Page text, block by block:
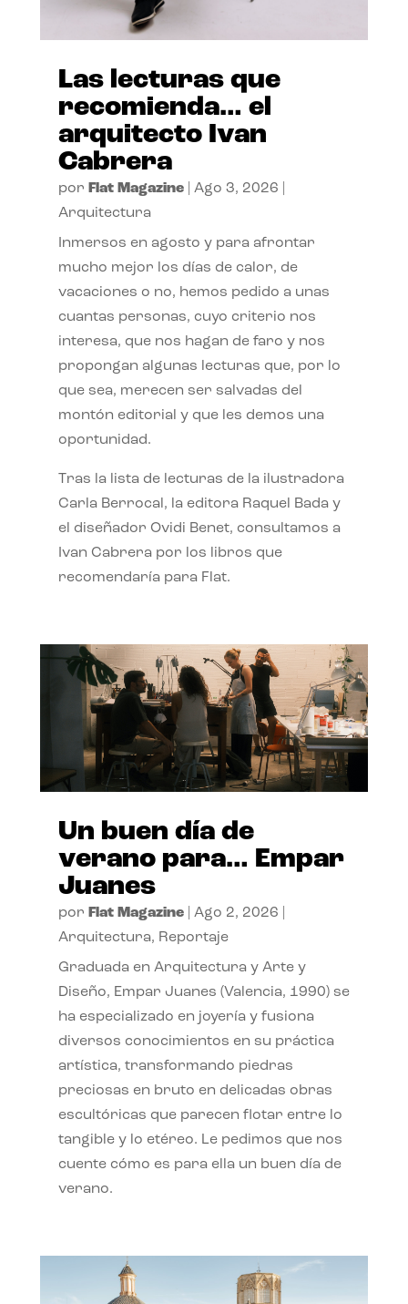
Las lecturas que
recomienda… el
arquitecto Ivan
Cabrera
por Flat Magazine| Ago 3, 2026
Arquitectura
Inmersos en agosto y para afrontar
mucho mejor los días de calor, de
vacaciones o no, hemos pedido a unas
cuantas personas, cuyo criterio nos
interesa, que nos hagan de faro y nos
propongan algunas lecturas que, por lo
que sea, merecen ser salvadas del
montón editorial y que les demos una
oportunidad.
Tras la lista de lecturas de la ilustradora
Carla Berrocal, la editora Raquel Bada y
el diseñador Ovidi Benet, consultamos a
Ivan Cabrera por los libros que
recomendaría para Flat.
Un buen día de
verano para… Empar
Juanes
por Flat Magazine| Ago 2, 2026
Arquitectura, Reportaje
Graduada en Arquitectura y Arte y
Diseño, Empar Juanes (Valencia, 1990) se
ha especializado en joyería y fusiona
diversos conocimientos en su práctica
artística, transformando piedras
preciosas en bruto en delicadas obras
escultóricas que parecen flotar entre lo
tangible y lo etéreo. Le pedimos que nos
cuente cómo es para ella un buen día de
verano.